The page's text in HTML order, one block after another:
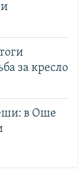
за кресло
в Оше